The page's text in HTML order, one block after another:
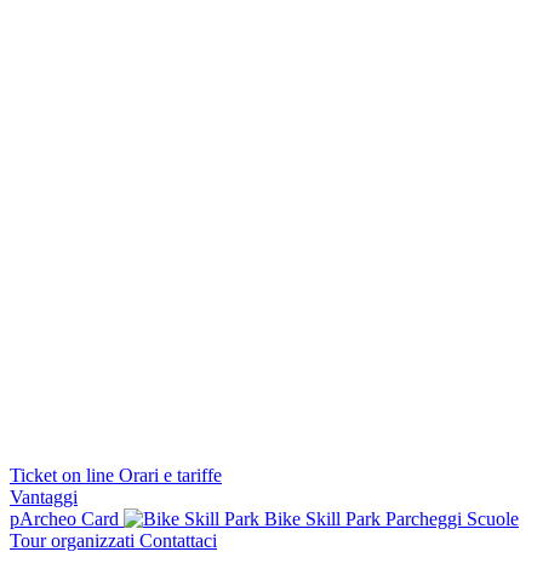
Ticket on line Orari e tariffe
Vantaggi
pArcheo Card
Bike Skill Park Parcheggi Scuole
Tour organizzati Contattaci